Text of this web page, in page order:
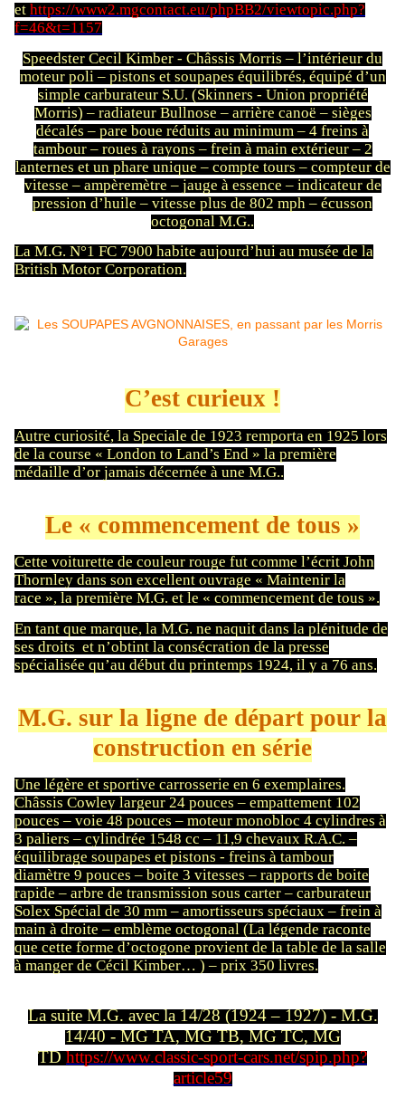
et https://www2.mgcontact.eu/phpBB2/viewtopic.php?
f=46&t=1157
Speedster Cecil Kimber - Châssis Morris – l’intérieur du
moteur poli – pistons et soupapes équilibrés, équipé d’un
simple carburateur S.U. (Skinners - Union propriété
Morris) – radiateur Bullnose – arrière canoë – sièges
décalés – pare boue réduits au minimum – 4 freins à
tambour – roues à rayons – frein à main extérieur – 2
lanternes et un phare unique – compte tours – compteur de
vitesse – ampèremètre – jauge à essence – indicateur de
pression d’huile – vitesse plus de 802 mph – écusson
octogonal M.G..
La M.G. N°1 FC 7900 habite aujourd’hui au musée de la
British Motor Corporation.
C’est curieux !
Autre curiosité, la Speciale de 1923 remporta en 1925 lors
de la course « London to Land’s End » la première
médaille d’or jamais décernée à une M.G..
Le « commencement de tous »
Cette voiturette de couleur rouge fut comme l’écrit John
Thornley dans son excellent ouvrage « Maintenir la
race », la première M.G. et le « commencement de tous ».
En tant que marque, la M.G. ne naquit dans la plénitude de
ses droits et n’obtint la consécration de la presse
spécialisée qu’au début du printemps 1924, il y a 76 ans.
M.G. sur la ligne de départ pour la
construction en série
Une légère et sportive carrosserie en 6 exemplaires.
Châssis Cowley largeur 24 pouces – empattement 102
pouces – voie 48 pouces – moteur monobloc 4 cylindres à
3 paliers – cylindrée 1548 cc – 11,9 chevaux R.A.C. –
équilibrage soupapes et pistons - freins à tambour
diamètre 9 pouces – boite 3 vitesses – rapports de boite
rapide – arbre de transmission sous carter – carburateur
Solex Spécial de 30 mm – amortisseurs spéciaux – frein à
main à droite – emblème octogonal (La légende raconte
que cette forme d’octogone provient de la table de la salle
à manger de Cécil Kimber… ) – prix 350 livres.
La suite M.G. avec la 14/28 (1924 – 1927) - M.G.
14/40 - MG TA, MG TB, MG TC, MG
TDhttps://www.classic-sport-cars.net/spip.php?
article59